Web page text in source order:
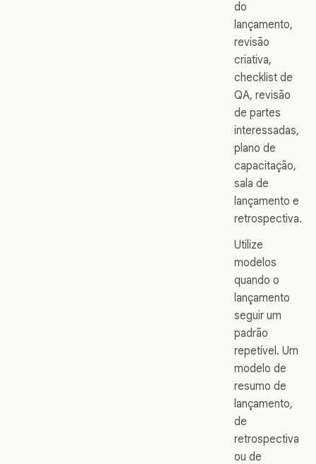
do
lançamento,
revisão
criativa,
checklist de
QA, revisão
de partes
interessadas,
plano de
capacitação,
sala de
lançamento e
retrospectiva.
Utilize
modelos
quando o
lançamento
seguir um
padrão
repetível. Um
modelo de
resumo de
lançamento,
de
retrospectiva
ou de